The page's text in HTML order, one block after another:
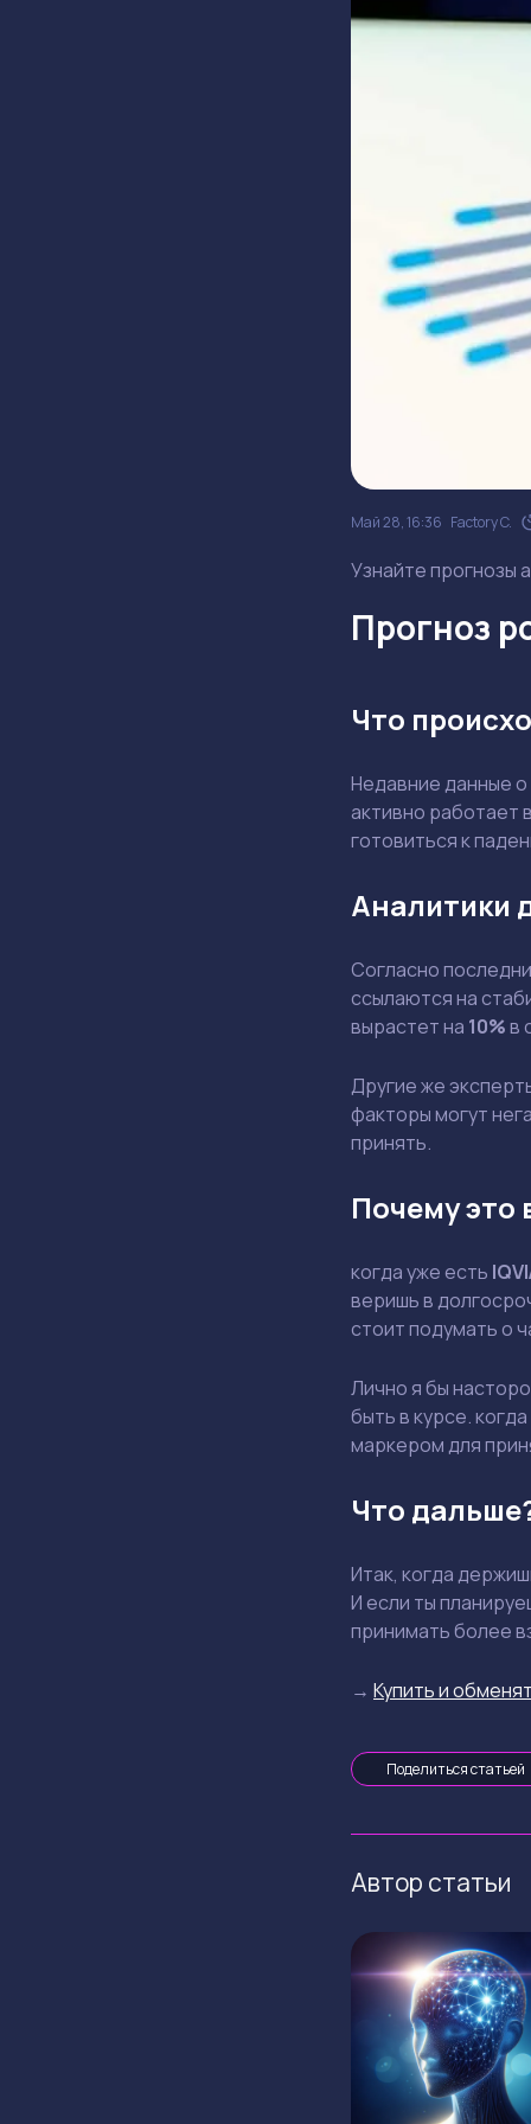
Май 28, 16:36 Factory C.
Узнайте прогнозы
Прогноз
Что
Недавние данные
активно работает
готовиться к
Аналитики
Согласно
ссылаются на
вырастет на 10%в
Другие же
факторы могут
принять.
Почему это
когда уже есть
веришь в
стоит подумать о
Лично я бы
быть в курсе.
маркером для
Что
Итак, когда
И если ты
принимать более
→ Купить и
Поделиться статьей
Автор статьи